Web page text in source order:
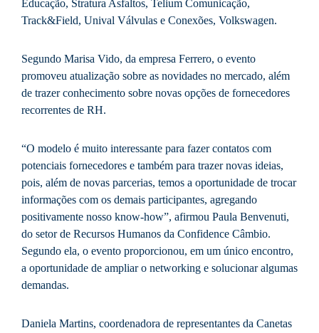
Educação, Stratura Asfaltos, Telium Comunicação,
Track&Field, Unival Válvulas e Conexões, Volkswagen.
Segundo Marisa Vido, da empresa Ferrero, o evento
promoveu atualização sobre as novidades no mercado, além
de trazer conhecimento sobre novas opções de fornecedores
recorrentes de RH.
“O modelo é muito interessante para fazer contatos com
potenciais fornecedores e também para trazer novas ideias,
pois, além de novas parcerias, temos a oportunidade de trocar
informações com os demais participantes, agregando
positivamente nosso know-how”, afirmou Paula Benvenuti,
do setor de Recursos Humanos da Confidence Câmbio.
Segundo ela, o evento proporcionou, em um único encontro,
a oportunidade de ampliar o networking e solucionar algumas
demandas.
Daniela Martins, coordenadora de representantes da Canetas